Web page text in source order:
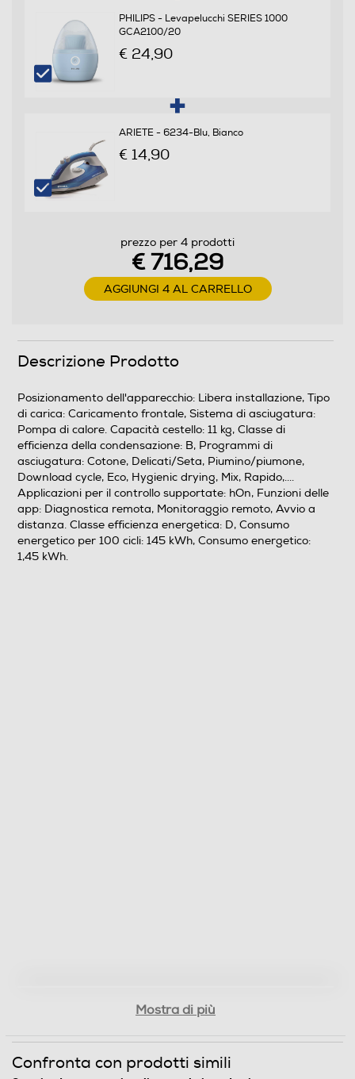
Programmi speciali
Cotone, Delicati/Seta, Piumino/piumone, Download
cycle, Eco, Hygienic drying, Mix, Rapido, Refresh, Sport,
Sintetico, Asciugamano, Lana
Funzioni e Plus
Display
Indicazione fasi ciclo
Fase antipiega
Livelli asciugatura
3
PHILIPS - Levapelucchi SERIES 1000
GCA2100/20
€ 24,90
ARIETE - 6234-Blu, Bianco
€ 14,90
prezzo per 4 prodotti
€ 716,29
AGGIUNGI 4 AL CARRELLO
Descrizione Prodotto
Posizionamento dell'apparecchio: Libera installazione, Tipo
di carica: Caricamento frontale, Sistema di asciugatura:
Pompa di calore. Capacità cestello: 11 kg, Classe di
efficienza della condensazione: B, Programmi di
asciugatura: Cotone, Delicati/Seta, Piumino/piumone,
Download cycle, Eco, Hygienic drying, Mix, Rapido,....
Applicazioni per il controllo supportate: hOn, Funzioni delle
app: Diagnostica remota, Monitoraggio remoto, Avvio a
distanza. Classe efficienza energetica: D, Consumo
energetico per 100 cicli: 145 kWh, Consumo energetico:
1,45 kWh.
Mostra di più
Confronta con prodotti simili